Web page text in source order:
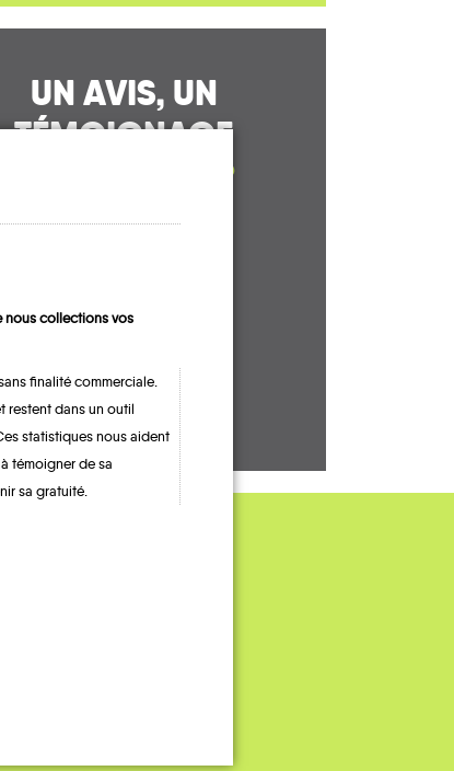
UN AVIS, UN
TÉMOIGNAGE
À PARTAGER ?
nous collections vos
finalité commerciale.
restent dans un outil
statistiques nous aident
témoigner de sa
sa gratuité.